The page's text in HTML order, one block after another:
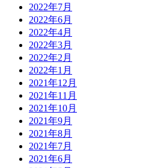
2022年7月
2022年6月
2022年4月
2022年3月
2022年2月
2022年1月
2021年12月
2021年11月
2021年10月
2021年9月
2021年8月
2021年7月
2021年6月